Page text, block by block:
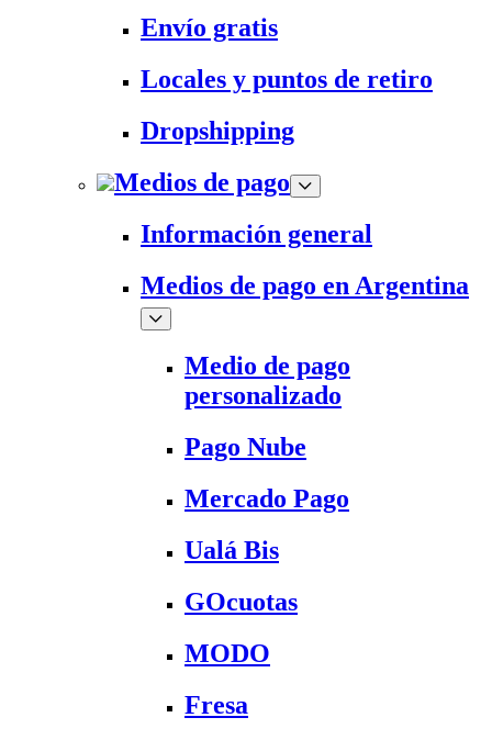
Envío gratis
Locales y puntos de retiro
Dropshipping
Medios de pago
Información general
Medios de pago en Argentina
Medio de pago
personalizado
Pago Nube
Mercado Pago
Ualá Bis
GOcuotas
MODO
Fresa